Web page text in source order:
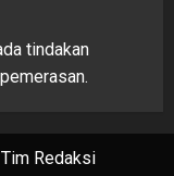
tindakan
Tim Redaksi